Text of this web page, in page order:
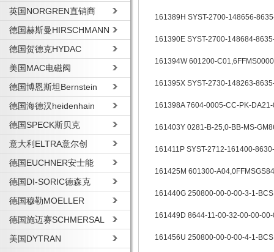
英国NORGREN直销商
德国赫斯曼HIRSCHMANN
德国贺德克HYDAC
美国MAC电磁阀
德国博恩斯坦Bernstein
德国海德汉heidenhain
德国SPECK斯贝克
意大利ELTRA意尔创
德国EUCHNER安士能
德国DI-SORIC德森克
德国穆勒MOELLER
德国施迈赛SCHMERSAL
美国DYTRAN
161389H SYST-2700-148656-
161390E SYST-2700-148684-
161394W 601200-
161395X SYST-2730-148263-
161398A 7604-0005-CC-PK-
161403Y 0281-B-25,0-BB-MS-
161411P SYST-2712-161400-
161425M 601300-
161440G 250800-00-0-00-3-
161449D 8644-11-00-32-00-00-
161456U 250800-00-0-00-4-